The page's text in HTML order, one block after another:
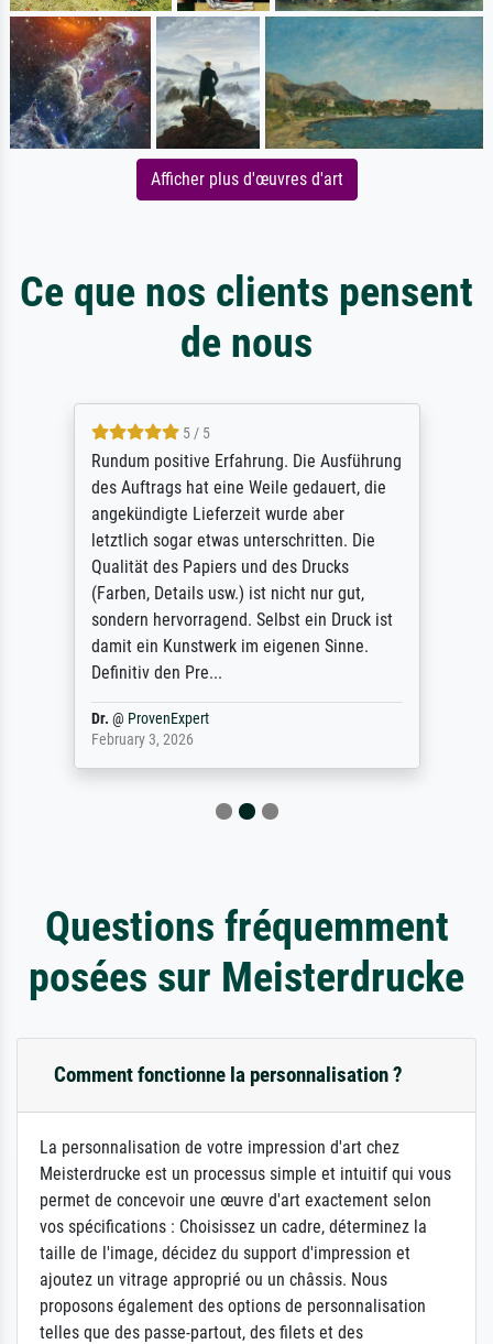
Afficher plus d'œuvres d'art
Ce que nos clients pensent
de nous
5 / 5
Rundum positive Erfahrung. Die Ausführung
des Auftrags hat eine Weile gedauert, die
angekündigte Lieferzeit wurde aber
letztlich sogar etwas unterschritten. Die
Qualität des Papiers und des Drucks
(Farben, Details usw.) ist nicht nur gut,
sondern hervorragend. Selbst ein Druck ist
damit ein Kunstwerk im eigenen Sinne.
Definitiv den Pre...
Dr. @ ProvenExpert
February 3, 2026
Questions fréquemment
posées sur Meisterdrucke
Comment fonctionne la personnalisation ?
La personnalisation de votre impression d'art chez
Meisterdrucke est un processus simple et intuitif qui vous
permet de concevoir une œuvre d'art exactement selon
vos spécifications : Choisissez un cadre, déterminez la
taille de l'image, décidez du support d'impression et
ajoutez un vitrage approprié ou un châssis. Nous
proposons également des options de personnalisation
telles que des passe-partout, des filets et des